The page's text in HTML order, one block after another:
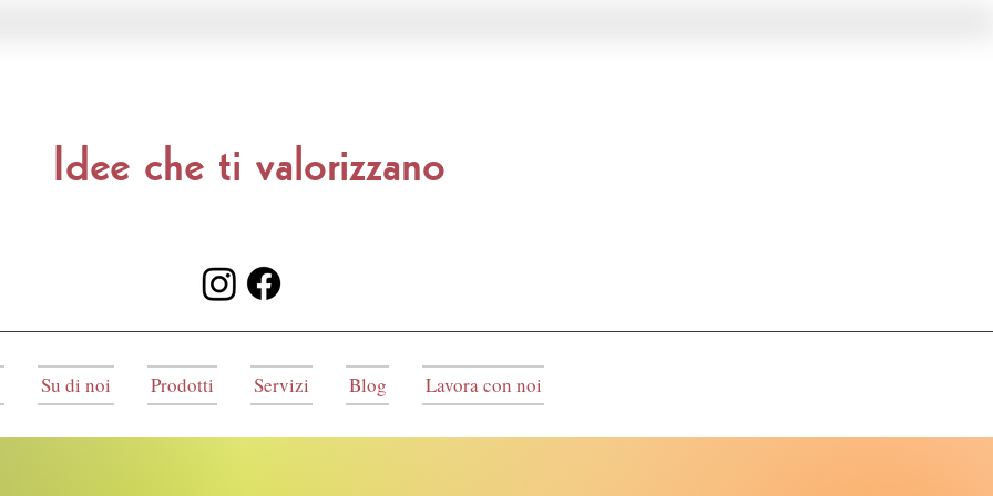
Su di noi Prodotti Servizi Blog Lavora con noi
Idee che ti valorizzano